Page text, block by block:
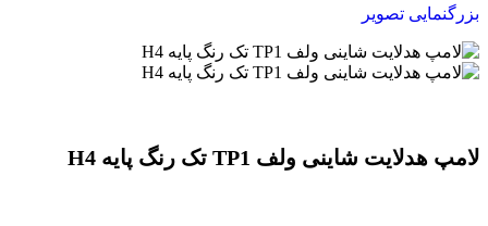
بزرگنمایی تصویر
لامپ هدلایت شاینی ولف TP1 تک رنگ پایه H4